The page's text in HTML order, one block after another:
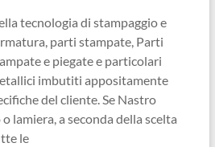
tecnologia di stampaggio e
parti stampate, Parti
e piegate e particolari
imbutiti appositamente
del cliente. Se Nastro
lamiera, a seconda della scelta
le